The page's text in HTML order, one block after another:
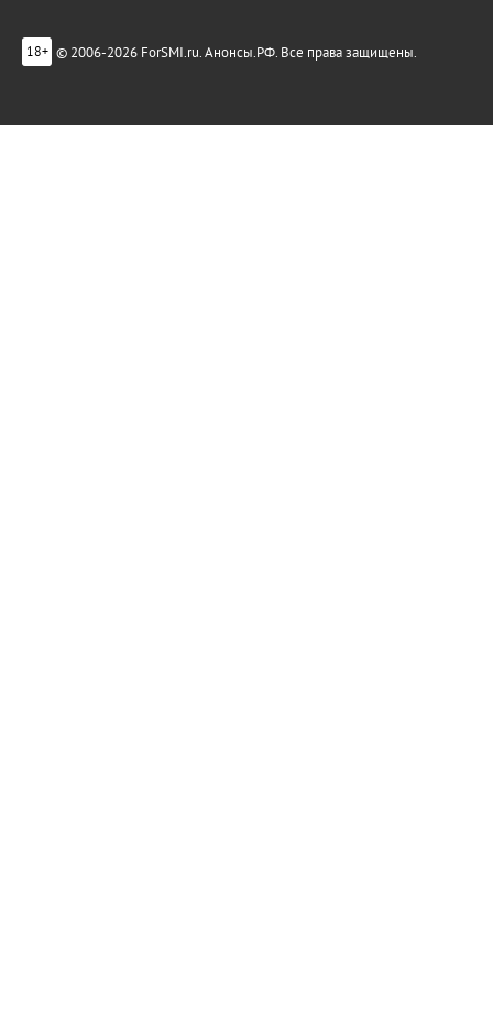
18+ © 2006-2026 ForSMI.ru. Анонсы.РФ. Все права защищены.